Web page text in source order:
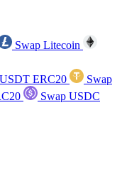
Swap Litecoin
ERC20
Swap
Swap USDC